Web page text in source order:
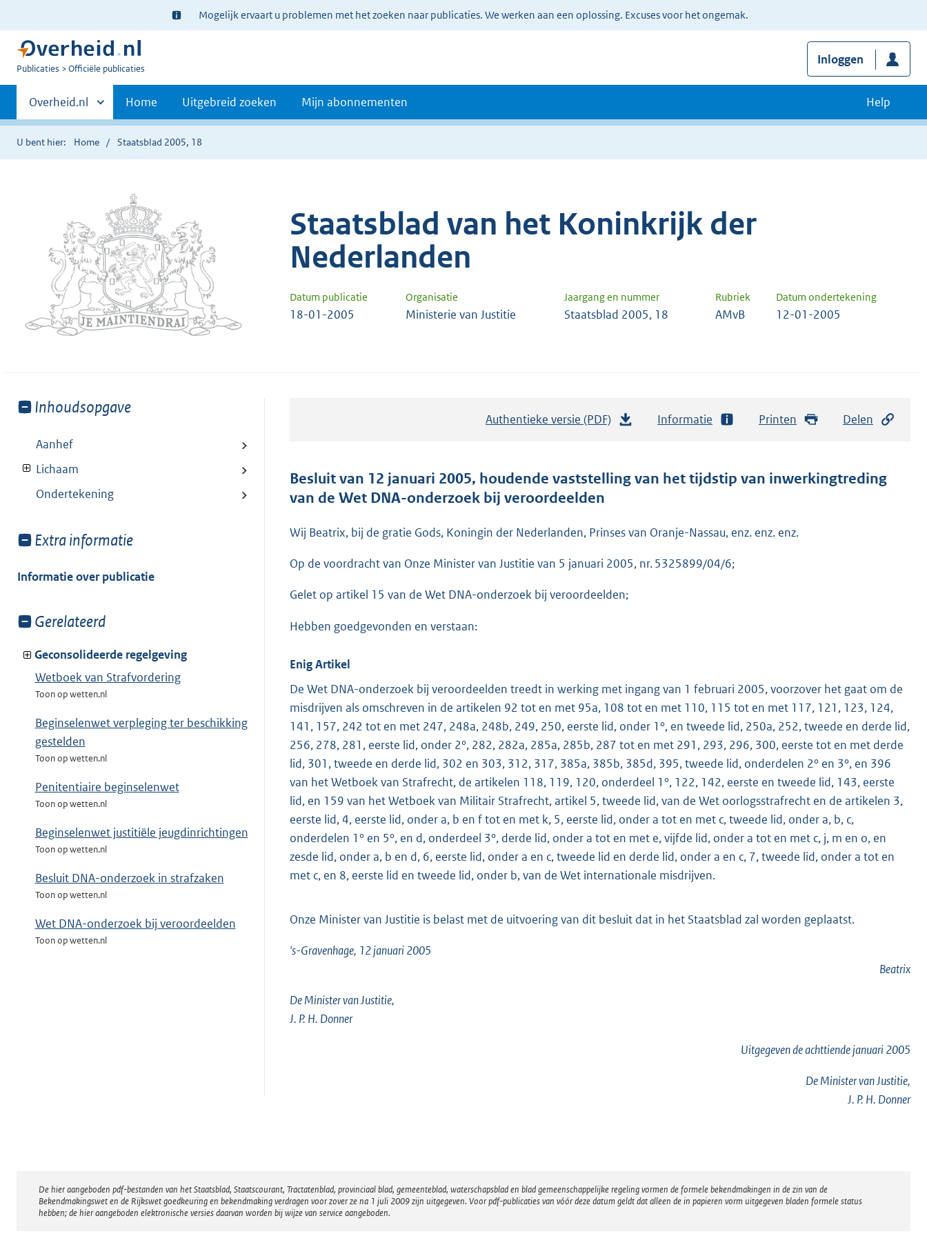
Ter
informatie:
Mogelijk ervaart u problemen met het zoeken naar publicaties. We werken aan een oplossing. Excuses voor het ongemak.
U
Publicaties Officiële publicaties
Inloggen
Primaire
navigatie
Andere
sites
binnen
Overheid.nl Home Uitgebreid zoeken Mijn abonnementen Help
U bent hier: Home Staatsblad 2005, 18
Staatsblad van het Koninkrijk der
Nederlanden
Datum publicatie Organisatie Jaargang en nummer Rubriek Datum ondertekening
18-01-2005 Ministerie van Justitie Staatsblad 2005, 18 AMvB 12-01-2005
Toon
van:
Inhoudsopgave
Aanhef
Lichaam
Ondertekening
Toon
van:
Extra informatie
Informatie over publicatie
Toon
van:
Gerelateerd
Geconsolideerde regelgeving
Wetboek van Strafvordering
Toon op wetten.nl
Beginselenwet verpleging ter beschikking
gestelden
Toon op wetten.nl
Penitentiaire beginselenwet
Toon op wetten.nl
Beginselenwet justitiële jeugdinrichtingen
Toon op wetten.nl
Besluit DNA-onderzoek in strafzaken
Toon op wetten.nl
Wet DNA-onderzoek bij veroordeelden
Toon op wetten.nl
Authentieke versie (PDF)
t
d
g
r
8
Informatie Printen Delen
Besluit van 12 januari 2005, houdende vaststelling van het tijdstip van inwerkingtreding
van de Wet DNA-onderzoek bij veroordeelden
Wij Beatrix, bij de gratie Gods, Koningin der Nederlanden, Prinses van Oranje-Nassau, enz. enz. enz.
Op de voordracht van Onze Minister van Justitie van 5 januari 2005, nr. 5325899/04/6;
Gelet op artikel 15 van de Wet DNA-onderzoek bij veroordeelden;
Hebben goedgevonden en verstaan:
Enig Artikel
De Wet DNA-onderzoek bij veroordeelden treedt in werking met ingang van 1 februari 2005, voorzover het gaat om de
misdrijven als omschreven in de artikelen 92 tot en met 95a, 108 tot en met 110, 115 tot en met 117, 121, 123, 124,
141, 157, 242 tot en met 247, 248a, 248b, 249, 250, eerste lid, onder 1°, en tweede lid, 250a, 252, tweede en derde lid,
256, 278, 281, eerste lid, onder 2°, 282, 282a, 285a, 285b, 287 tot en met 291, 293, 296, 300, eerste tot en met derde
lid, 301, tweede en derde lid, 302 en 303, 312, 317, 385a, 385b, 385d, 395, tweede lid, onderdelen 2° en 3°, en 396
van het Wetboek van Strafrecht, de artikelen 118, 119, 120, onderdeel 1°, 122, 142, eerste en tweede lid, 143, eerste
lid, en 159 van het Wetboek van Militair Strafrecht, artikel 5, tweede lid, van de Wet oorlogsstrafrecht en de artikelen 3,
eerste lid, 4, eerste lid, onder a, b en f tot en met k, 5, eerste lid, onder a tot en met c, tweede lid, onder a, b, c,
onderdelen 1° en 5°, en d, onderdeel 3°, derde lid, onder a tot en met e, vijfde lid, onder a tot en met c, j, m en o, en
zesde lid, onder a, b en d, 6, eerste lid, onder a en c, tweede lid en derde lid, onder a en c, 7, tweede lid, onder a tot en
met c, en 8, eerste lid en tweede lid, onder b, van de Wet internationale misdrijven.
Onze Minister van Justitie is belast met de uitvoering van dit besluit dat in het Staatsblad zal worden geplaatst.
's-Gravenhage, 12 januari 2005
Beatrix
De Minister van Justitie,
J. P. H. Donner
Uitgegeven deachttiendejanuari 2005
De Minister van Justitie,
J. P. H. Donner
Disclaimer
De hier aangeboden pdf-bestanden van het Staatsblad, Staatscourant, Tractatenblad, provinciaal blad, gemeenteblad, waterschapsblad en blad gemeenschappelijke regeling vormen de formele bekendmakingen in de zin van de
Bekendmakingswet en de Rijkswet goedkeuring en bekendmaking verdragen voor zover ze na 1 juli 2009 zijn uitgegeven. Voor pdf-publicaties van vóór deze datum geldt dat alleen de in papieren vorm uitgegeven bladen formele status
hebben; de hier aangeboden elektronische versies daarvan worden bij wijze van service aangeboden.